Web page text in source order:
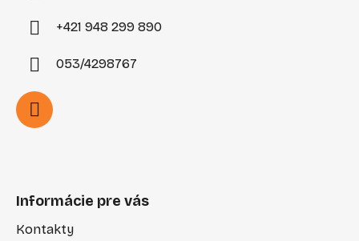
+421 948 299 890
053/4298767
Informácie pre vás
Kontakty